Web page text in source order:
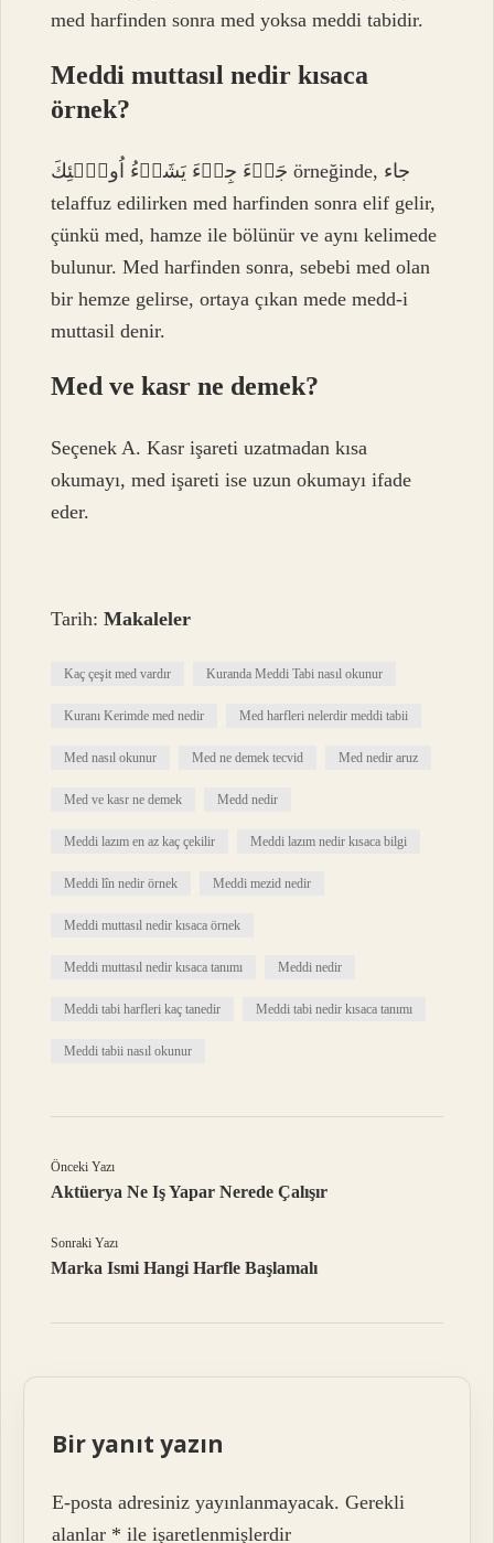
med harfinden sonra med yoksa meddi tabidir.
Meddi muttasıl nedir kısaca
örnek?
جَاۤءَ جِىۤءَ يَشَاۤءُ اُولَۤئِكَ örneğinde, جاء
telaffuz edilirken med harfinden sonra elif gelir,
çünkü med, hamze ile bölünür ve aynı kelimede
bulunur. Med harfinden sonra, sebebi med olan
bir hemze gelirse, ortaya çıkan mede medd-i
muttasil denir.
Med ve kasr ne demek?
Seçenek A. Kasr işareti uzatmadan kısa
okumayı, med işareti ise uzun okumayı ifade
eder.
Tarih:Makaleler
Kaç çeşit med vardır Kuranda Meddi Tabi nasıl okunur
Kuranı Kerimde med nedir Med harfleri nelerdir meddi tabii
Med nasıl okunur Med ne demek tecvid Med nedir aruz
Med ve kasr ne demek Medd nedir
Meddi lazım en az kaç çekilir Meddi lazım nedir kısaca bilgi
Meddi lîn nedir örnek Meddi mezid nedir
Meddi muttasıl nedir kısaca örnek
Meddi muttasıl nedir kısaca tanımı Meddi nedir
Meddi tabi harfleri kaç tanedir Meddi tabi nedir kısaca tanımı
Meddi tabii nasıl okunur
Önceki Yazı
Aktüerya Ne Iş Yapar Nerede Çalışır
Sonraki Yazı
Marka Ismi Hangi Harfle Başlamalı
Bir yanıt yazın
E-posta adresiniz yayınlanmayacak. Gerekli
alanlar * ile işaretlenmişlerdir